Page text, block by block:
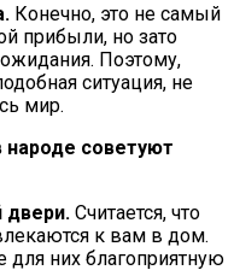
Конечно, это не самый
прибыли, но зато
Поэтому,
ситуация, не
мир.
народе советуют
двери. Считается, что
к вам в дом.
для них благоприятную